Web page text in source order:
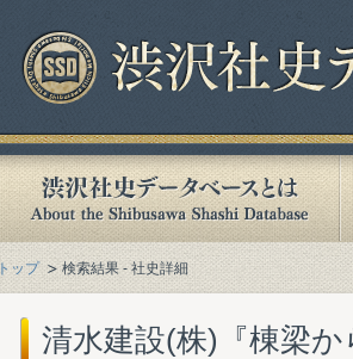
トップ 検索結果 - 社史詳細
清水建設(株)『棟梁